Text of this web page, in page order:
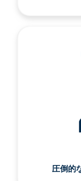
圧倒的